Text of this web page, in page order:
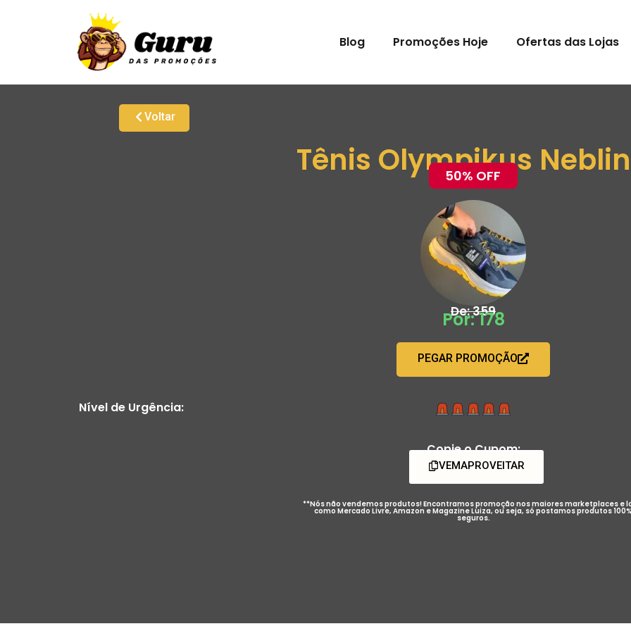
Blog Promoções Hoje Ofertas das Lojas
Voltar
Tênis Olympikus
50% OFF
De: 359
Por: 178
PEGAR PROMOÇÃO
Nível de Urgência:
Copie o Cupom:
VEMAPROVEITAR
**Nós não vendemos produtos! Encontramos promoção nos maiores marketplaces e
como Mercado Livre, Amazon e Magazine Luiza, ou seja, só postamos produtos 100%
seguros.